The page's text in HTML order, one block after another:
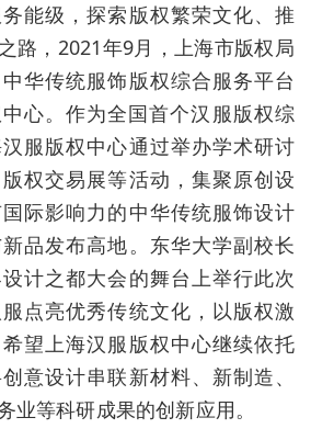
能级，探索版权繁荣文化、推
路，2021年9月，上海市版权局
华传统服饰版权综合服务平台
心。作为全国首个汉服版权综
服版权中心通过举办学术研讨
权交易展等活动，集聚原创设
际影响力的中华传统服饰设计
品发布高地。东华大学副校长
计之都大会的舞台上举行此次
点亮优秀传统文化，以版权激
望上海汉服版权中心继续依托
意设计串联新材料、新制造、
业等科研成果的创新应用。